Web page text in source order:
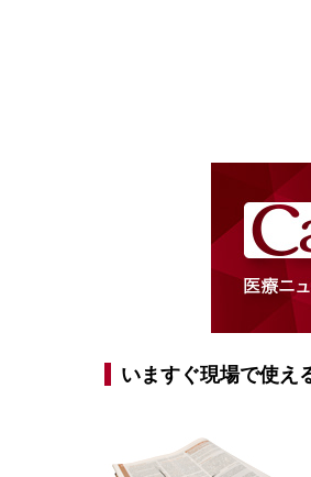
いますぐ現場で使え